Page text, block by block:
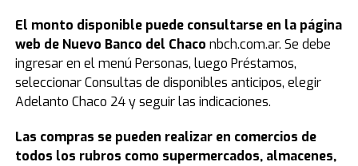
El monto disponible puede consultarse en la página
web de Nuevo Banco del Chaco nbch.com.ar. Se debe
ingresar en el menú Personas, luego Préstamos,
seleccionar Consultas de disponibles anticipos, elegir
Adelanto Chaco 24 y seguir las indicaciones.
Las compras se pueden realizar en comercios de
todos los rubros como supermercados, almacenes,